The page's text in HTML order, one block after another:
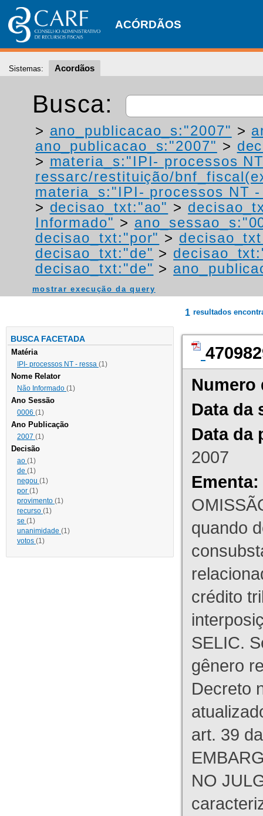
ACÓRDÃOS
Sistemas: Acordãos
Busca:
> ano_publicacao_s:"2007" >
ano_publicacao_s:"2007" >
> materia_s:"IPI- processos
ressarc/restituição/
materia_s:"IPI- processos NT
> decisao_txt:"ao" >
Informado" >
decisao_txt:"por" >
decisao_txt:"de" >
decisao_txt:"de" >
mostrar execução da query
BUSCA FACETADA
Matéria
IPI- processos NT - ressa (1)
Nome Relator
Não Informado (1)
Ano Sessão
0006 (1)
Ano Publicação
2007 (1)
Decisão
ao (1)
de (1)
negou (1)
por (1)
provimento (1)
recurso (1)
se (1)
unanimidade (1)
votos (1)
1 resultados
Numero
Data da
Data da
2007
Ementa:
quando
crédito
SELIC.
gênero
Decreto
art. 39
NO